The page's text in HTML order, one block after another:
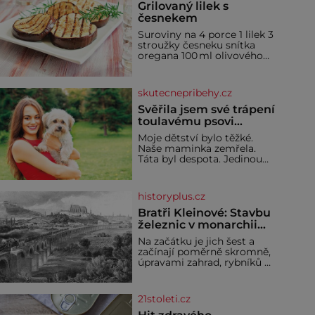
Grilovaný lilek s
česnekem
Suroviny na 4 porce 1 lilek 3
stroužky česneku snítka
oregana 100 ml olivového
grilovací hliníkové misky
narovnejte nasucho kolečka
lilku.
skutecnepribehy.cz
Svěřila jsem své trápení
toulavému psovi
Bobimu
Moje dětství bylo těžké.
Naše maminka zemřela.
Táta byl despota. Jedinou
jsem jako dítě měla peklo.
Maminka zemřela, když
jsem byla ještě malá. Otec
hodně pil a často dokázal
propít skoro celou výplatu.
Čtyři roky jsem chodila do
školy u nás na vesnici. Měli
mě tam rádi, protože
historyplus.cz
Bratři Kleinové: Stavbu
železnic v monarchii
ovládli samouci
Na začátku je jich šest a
začínají poměrně skromně,
úpravami zahrad, rybníků a
železnic. Během 40 let
vybudují na území
21stoleti.cz